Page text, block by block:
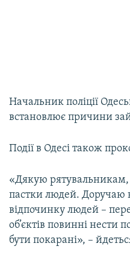
Начальник поліції
встановлює причини
Події в Одесі також
«Дякую рятувальникам,
пастки людей. Доручаю
відпочинку людей –
об’єктів повинні нести
бути покарані», –